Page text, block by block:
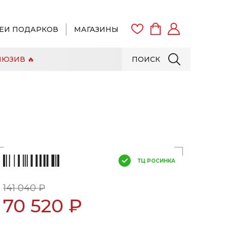
ПОДАРКОВ МАГАЗИНЫ
ПОИСК
🔥
ТЦ РОСИНКА
141 040 ₽
70 520 ₽